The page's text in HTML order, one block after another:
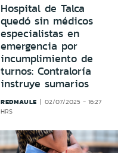
Hospital de Talca
quedó sin médicos
especialistas en
emergencia por
incumplimiento de
turnos: Contraloría
instruye sumarios
REDMAULE
02/07/2025 - 16:27
HRS